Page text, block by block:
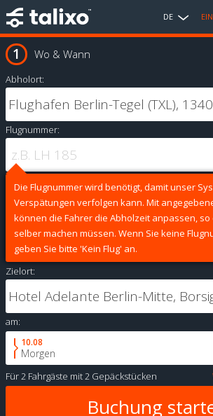
DE
Wo & Wann
Abholort:
Flugnummer:
Die Flugnummer wird benötigt, damit unser
Verspätungen verfolgen kann. Mit
können die Fahrer die Abholzeit anpassen, so
selber machen müssen. Wenn Sie keine
geben Sie bitte 'Kein Flug' an.
Zielort:
am:
10.08
Morgen
Für2 Fahrgäste mit2 Gepäckstücken